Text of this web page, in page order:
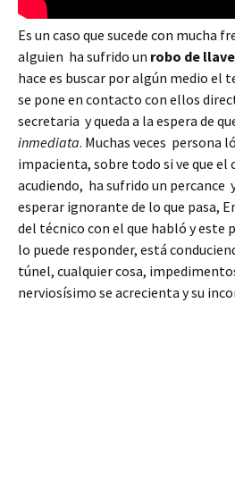
Es un caso que sucede con mucha
alguien ha sufrido un robo de
hace es buscar por algún medio el
se pone en contacto con ellos
secretaria y queda a la espera de
inmediata. Muchas veces persona
impacienta, sobre todo si ve que el
acudiendo, ha sufrido un percance
esperar ignorante de lo que pasa,
del técnico con el que habló y este
lo puede responder, está
túnel, cualquier cosa,
nerviosísimo se acrecienta y su